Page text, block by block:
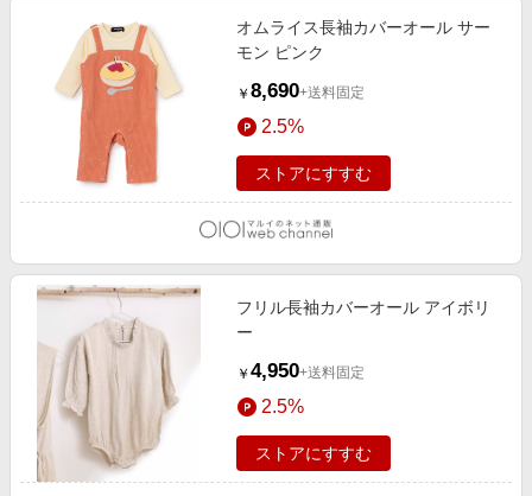
オムライス長袖カバーオール サー
モン ピンク
￥ 8,690+送料固定
2.5%
ストアにすすむ
フリル長袖カバーオール アイボリ
ー
￥ 4,950+送料固定
2.5%
ストアにすすむ